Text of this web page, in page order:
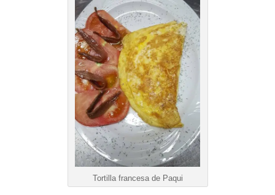
Tortilla francesa de Paqui